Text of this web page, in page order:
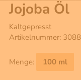
Jojoba Öl
Kaltgepresst
Artikelnummer: 3088
Menge: 100 ml